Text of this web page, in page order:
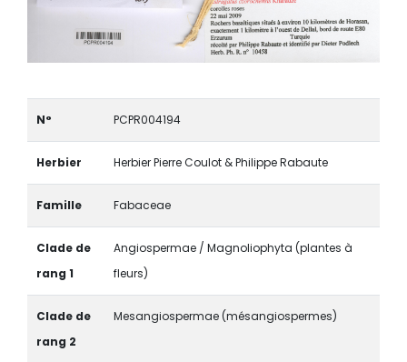
N° PCPR004194
Herbier Herbier Pierre Coulot & Philippe Rabaute
Famille Fabaceae
Clade de
rang 1
Angiospermae / Magnoliophyta (plantes à
fleurs)
Clade de
rang 2
Mesangiospermae (mésangiospermes)